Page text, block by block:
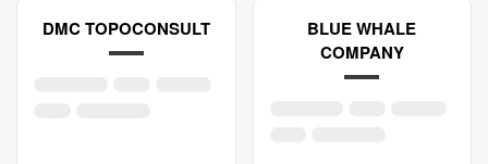
DMC TOPOCONSULT
BLUE WHALE
COMPANY